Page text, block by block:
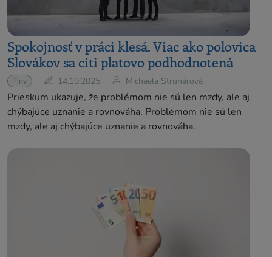
Spokojnosť v práci klesá. Viac ako polovica
Slovákov sa cíti platovo podhodnotená
Tipy 14.10.2025 Michaela Struhárová
Prieskum ukazuje, že problémom nie sú len mzdy, ale aj
chýbajúce uznanie a rovnováha. Problémom nie sú len
mzdy, ale aj chýbajúce uznanie a rovnováha.